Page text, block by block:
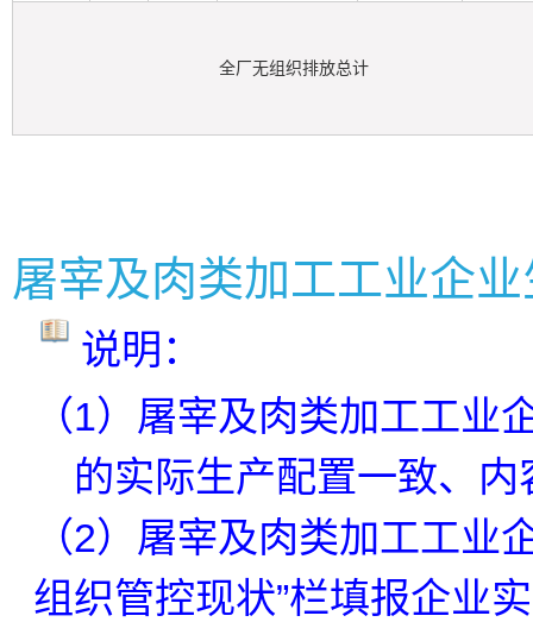
全厂无组织排放总计
屠宰及肉类加工工业企
说明：
（1）屠宰及肉类加工工
的实际生产配置一致、内
（2）屠宰及肉类加工工业
组织管控现状”栏填报企业